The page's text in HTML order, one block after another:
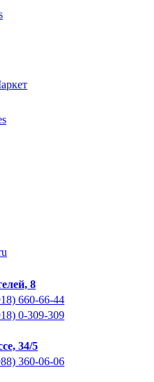
8
660-66-44
0-309-309
34/5
360-06-06